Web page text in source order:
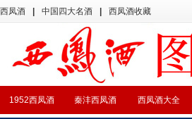
西凤酒 中国四大名酒 西凤酒收藏
西凤酒大全
秦沣西凤酒
1952西凤酒